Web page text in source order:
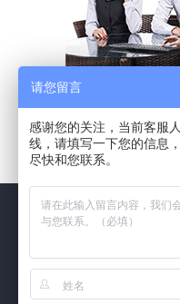
全
请您留言
感谢您的关注，当前客服
线，请填写一下您的信息
尽快和您联系。